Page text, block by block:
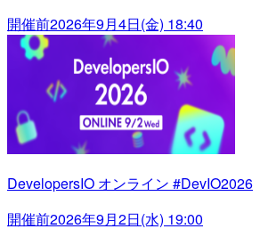
開催前2026年9月4日(金) 18:40
DevelopersIO オンライン #DevIO2026
開催前2026年9月2日(水) 19:00